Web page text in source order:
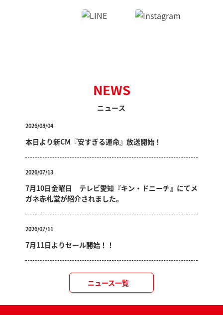
NEWS
ニュース
2026/08/04
本日より新CM『安すぎる運命』放送開始！
2026/07/13
7月10日金曜日 テレビ愛知『キン・ドニーチ』にてメ
ガネ赤札堂が紹介されました。
2026/07/11
7月11日よりセール開始！！
ニュース一覧